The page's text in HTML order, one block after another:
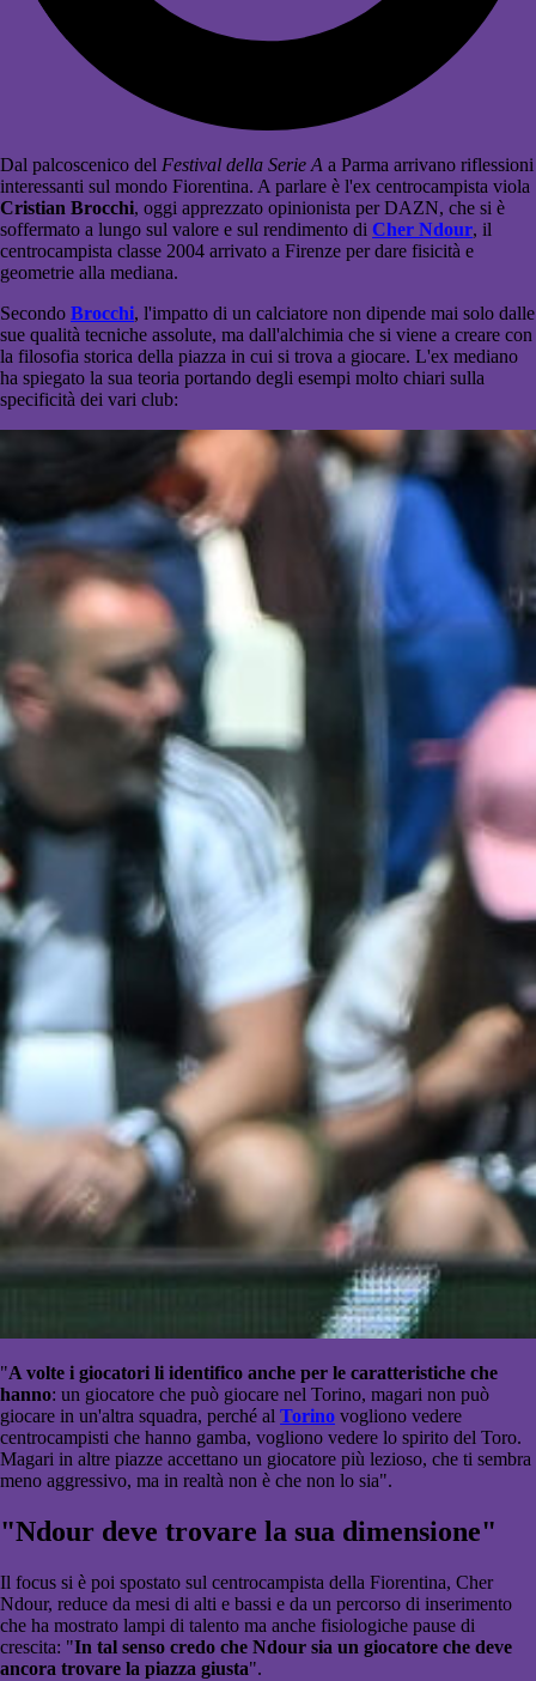
Dal palcoscenico del Festival della Serie A a Parma arrivano riflessioni
interessanti sul mondo Fiorentina. A parlare è l'ex centrocampista viola
Cristian Brocchi, oggi apprezzato opinionista per DAZN, che si è
soffermato a lungo sul valore e sul rendimento di Cher Ndour, il
centrocampista classe 2004 arrivato a Firenze per dare fisicità e
geometrie alla mediana.
Secondo Brocchi, l'impatto di un calciatore non dipende mai solo dalle
sue qualità tecniche assolute, ma dall'alchimia che si viene a creare con
la filosofia storica della piazza in cui si trova a giocare. L'ex mediano
ha spiegato la sua teoria portando degli esempi molto chiari sulla
specificità dei vari club:
"A volte i giocatori li identifico anche per le caratteristiche che
hanno: un giocatore che può giocare nel Torino, magari non può
giocare in un'altra squadra, perché al Torino vogliono vedere
centrocampisti che hanno gamba, vogliono vedere lo spirito del Toro.
Magari in altre piazze accettano un giocatore più lezioso, che ti sembra
meno aggressivo, ma in realtà non è che non lo sia".
"Ndour deve trovare la sua dimensione"
Il focus si è poi spostato sul centrocampista della Fiorentina, Cher
Ndour, reduce da mesi di alti e bassi e da un percorso di inserimento
che ha mostrato lampi di talento ma anche fisiologiche pause di
crescita: "In tal senso credo che Ndour sia un giocatore che deve
ancora trovare la piazza giusta".